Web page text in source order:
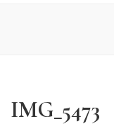
IMG_5473